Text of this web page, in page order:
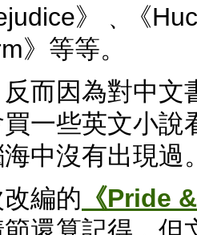
》﹑《
》等等。
而因為對中
一些英文小
中沒有出現過
編的 《Pride